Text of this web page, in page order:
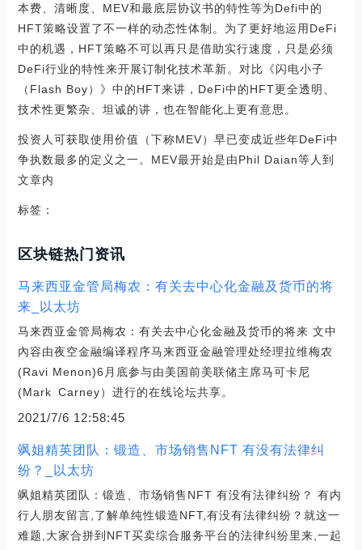
本费、清晰度、MEV和最底层协议书的特性等为Defi中的
HFT策略设置了不一样的动态性体制。为了更好地运用DeFi
中的机遇，HFT策略不可以再只是借助实行速度，只是必须
DeFi行业的特性来开展订制化技术革新。对比《闪电小子
（Flash Boy）》中的HFT来讲，DeFi中的HFT更全透明、
技术性更繁杂、坦诚的讲，也在智能化上更有意思。
投资人可获取使用价值（下称MEV）早已变成近些年DeFi中
争执数最多的定义之一。MEV最开始是由Phil Daian等人到
文章内
标签：
区块链热门资讯
马来西亚金管局梅农：有关去中心化金融及货币的将
来_以太坊
马来西亚金管局梅农：有关去中心化金融及货币的将来 文中
內容由夜空金融编译程序马来西亚金融管理处经理拉维梅农
(Ravi Menon)6月底参与由美国前美联储主席马可卡尼
(Mark Carney）进行的在线论坛共享。
2021/7/6 12:58:45
飒姐精英团队：锻造、市场销售NFT 有没有法律纠
纷？_以太坊
飒姐精英团队：锻造、市场销售NFT 有没有法律纠纷？ 有内
行人朋友留言,了解单纯性锻造NFT,有没有法律纠纷？就这一
难题,大家合拼到NFT买卖综合服务平台的法律纠纷里来,一起